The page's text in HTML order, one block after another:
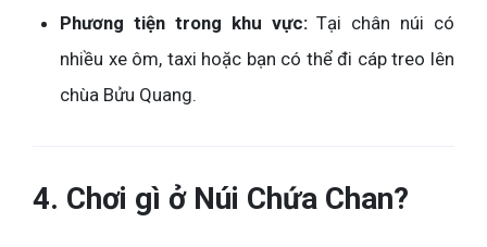
Phương tiện trong khu vực:Tại chân núi có
nhiều xe ôm, taxi hoặc bạn có thể đi cáp treo lên
chùa Bửu Quang.
4. Chơi gì ở Núi Chứa Chan?